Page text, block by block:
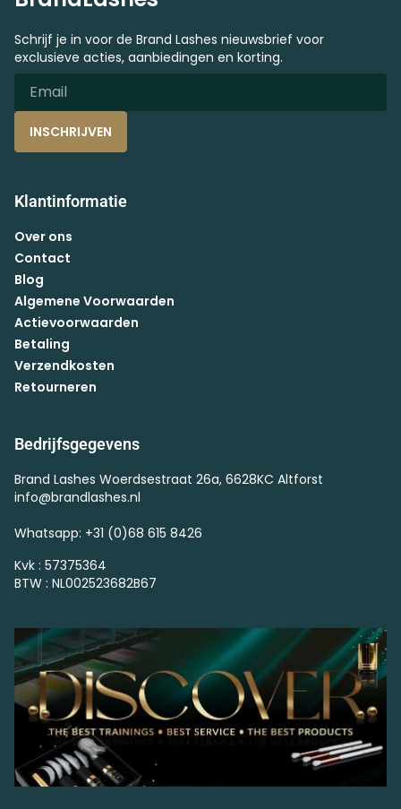
Schrijf je in voor de Brand Lashes nieuwsbrief voor
exclusieve acties, aanbiedingen en korting.
INSCHRIJVEN
Klantinformatie
Over ons
Contact
Blog
Algemene Voorwaarden
Actievoorwaarden
Betaling
Verzendkosten
Retourneren
Bedrijfsgegevens
Brand Lashes Woerdsestraat 26a, 6628KC Altforst
info@brandlashes.nl
Whatsapp: +31 (0)68 615 8426
Kvk : 57375364
BTW : NL002523682B67